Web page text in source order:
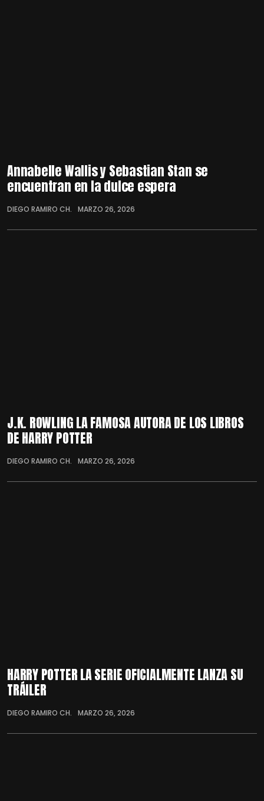
Annabelle Wallis y Sebastian Stan se
encuentran en la dulce espera
DIEGO RAMIRO CH. MARZO 26, 2026
J.K. ROWLING LA FAMOSA AUTORA DE LOS LIBROS
DE HARRY POTTER
DIEGO RAMIRO CH. MARZO 26, 2026
HARRY POTTER LA SERIE OFICIALMENTE LANZA SU
TRÁILER
DIEGO RAMIRO CH. MARZO 26, 2026